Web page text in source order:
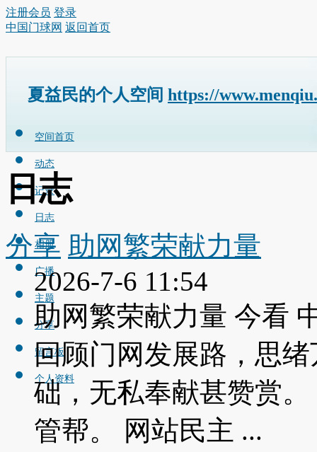
注册会员 登录
中国门球网 返回首页
夏益民的个人空间 https://
空间首页
动态
记录
日志
相册
广播
主题
分享
留言板
个人资料
日志
分享 助网繁荣献力量
2026-7-6 11:54
助网繁荣献力量 今看
回顾门网发展路，思
础，无私奉献甚赞赏
管帮。 网站民主 ...